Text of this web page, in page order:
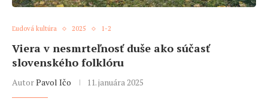
Ľudová kultúra 2025 1-2
Viera v nesmrteľnosť duše ako súčasť
slovenského folklóru
AutorPavol Ičo 11. januára 2025